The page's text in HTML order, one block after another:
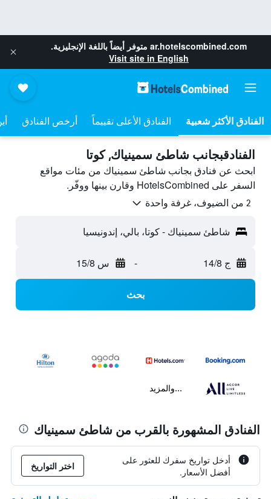
ar.hotelscombined.com متوفر أيضاً باللغة الإنجليزية.
Visit site in English
الفنادق الأعلى تقييماً أرخص الفنادق
الفنادقبجانب شاطئ سمينياك, كوتا
ابحث عن فنادق بجانب شاطئ سمينياك من مئات مواقع
السفر على HotelsCombined وقارن بينها ووفّر.
2 من الضيوف، غرفة واحدة
شاطئ سمينياك - كوتا، بالي، إندونيسيا
ج 14/8 - س 15/8
بحث
...والمزيد
الفنادق المشهورة بالقرب من شاطئ سمينياك
أدخل تواريخ سفرك للعثور على
أفضل الأسعار.
اختر التواريخ